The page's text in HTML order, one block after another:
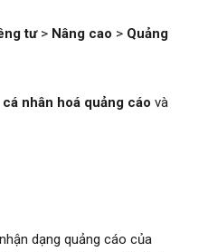
tư> Nâng cao > Quảng
nhân hoá quảng cáo và
dạng quảng cáo của